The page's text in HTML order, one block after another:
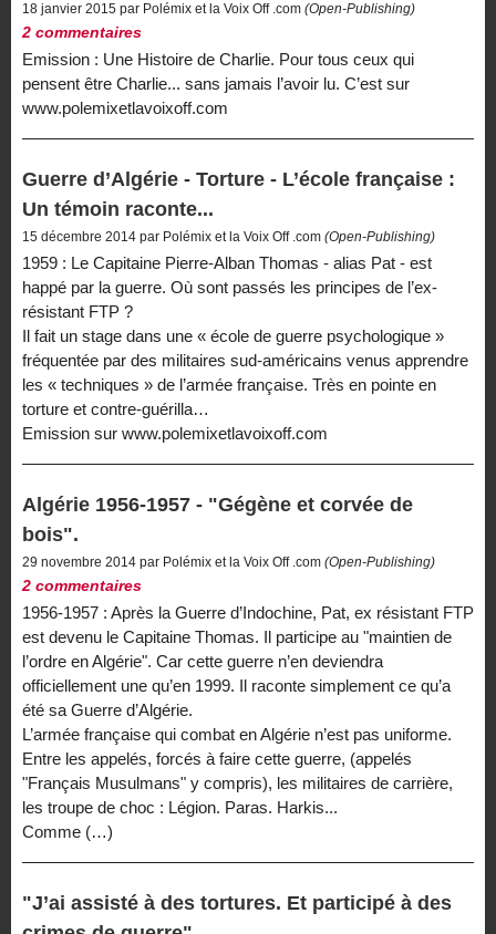
18 janvier 2015 par Polémix et la Voix Off .com (Open-Publishing)
2 commentaires
Emission : Une Histoire de Charlie. Pour tous ceux qui
pensent être Charlie... sans jamais l’avoir lu. C’est sur
www.polemixetlavoixoff.com
Guerre d’Algérie - Torture - L’école française :
Un témoin raconte...
15 décembre 2014 par Polémix et la Voix Off .com (Open-Publishing)
1959 : Le Capitaine Pierre-Alban Thomas - alias Pat - est
happé par la guerre. Où sont passés les principes de l’ex-
résistant FTP ?
Il fait un stage dans une « école de guerre psychologique »
fréquentée par des militaires sud-américains venus apprendre
les « techniques » de l’armée française. Très en pointe en
torture et contre-guérilla…
Emission sur www.polemixetlavoixoff.com
Algérie 1956-1957 - "Gégène et corvée de
bois".
29 novembre 2014 par Polémix et la Voix Off .com (Open-Publishing)
2 commentaires
1956-1957 : Après la Guerre d’Indochine, Pat, ex résistant FTP
est devenu le Capitaine Thomas. Il participe au "maintien de
l’ordre en Algérie". Car cette guerre n’en deviendra
officiellement une qu’en 1999. Il raconte simplement ce qu’a
été sa Guerre d’Algérie.
L’armée française qui combat en Algérie n’est pas uniforme.
Entre les appelés, forcés à faire cette guerre, (appelés
"Français Musulmans" y compris), les militaires de carrière,
les troupe de choc : Légion. Paras. Harkis...
Comme (…)
"J’ai assisté à des tortures. Et participé à des